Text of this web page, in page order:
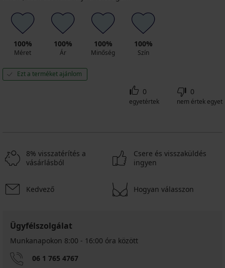
100%
Méret
100%
Ár
100%
Minőség
100%
Szín
Ezt a terméket ajánlom
0
egyetértek
0
nem értek egyet
8% visszatérítés a
vásárlásból
Csere és visszaküldés
ingyen
Kedvező Hogyan válasszon
Ügyfélszolgálat
Munkanapokon 8:00 - 16:00 óra között
06 1 765 4767